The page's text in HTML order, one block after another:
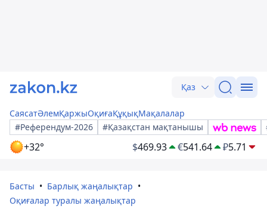
Қаз
СаясатӘлемҚаржыОқиғаҚұқықМақалалар
#Референдум-2026
#Қазақстан мақтанышы
+32° $469.93 €541.64 ₽5.71
Басты
Барлық жаңалықтар
Оқиғалар туралы жаңалықтар